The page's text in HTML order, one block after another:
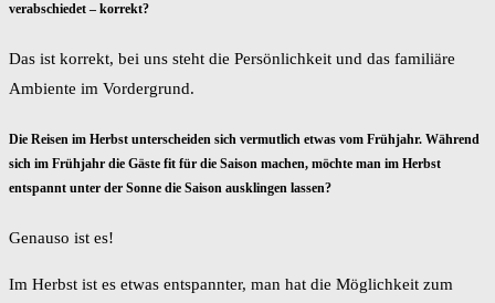
verabschiedet – korrekt?
Das ist korrekt, bei uns steht die Persönlichkeit und das familiäre
Ambiente im Vordergrund.
Die Reisen im Herbst unterscheiden sich vermutlich etwas vom Frühjahr. Während
sich im Frühjahr die Gäste fit für die Saison machen, möchte man im Herbst
entspannt unter der Sonne die Saison ausklingen lassen?
Genauso ist es!
Im Herbst ist es etwas entspannter, man hat die Möglichkeit zum